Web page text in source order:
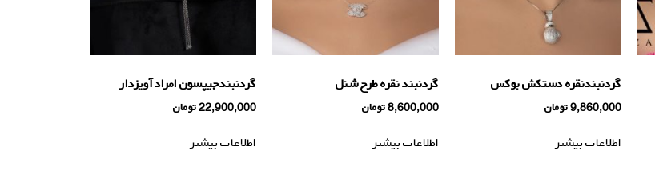
گردنبندنقره دستکش بوکس
9,860,000تومان
اطلاعات بیشتر
گردنبند نقره طرح شنل
8,600,000تومان
اطلاعات بیشتر
گردنبندجیپسون امراد آویزدار
22,900,000تومان
اطلاعات بیشتر